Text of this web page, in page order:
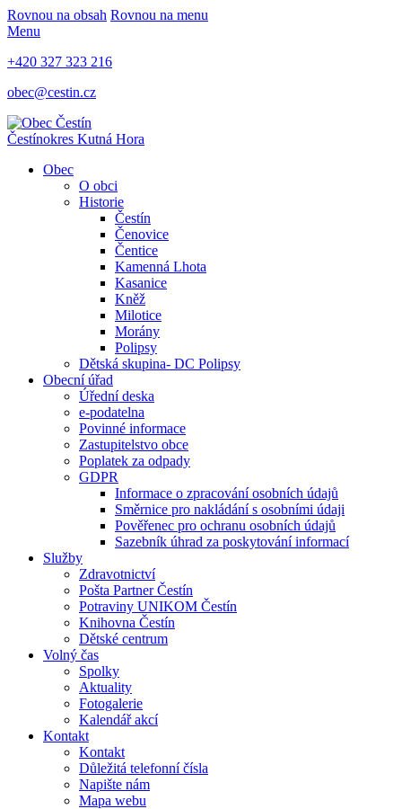
Rovnou na obsah Rovnou na menu
Menu
+420 327 323 216
obec@cestin.cz
Čestínokres Kutná Hora
Obec
O obci
Historie
Čestín
Čenovice
Čentice
Kamenná Lhota
Kasanice
Kněž
Milotice
Morány
Polipsy
Dětská skupina- DC Polipsy
Obecní úřad
Úřední deska
e-podatelna
Povinné informace
Zastupitelstvo obce
Poplatek za odpady
GDPR
Informace o zpracování osobních údajů
Směrnice pro nakládání s osobními údaji
Pověřenec pro ochranu osobních údajů
Sazebník úhrad za poskytování informací
Služby
Zdravotnictví
Pošta Partner Čestín
Potraviny UNIKOM Čestín
Knihovna Čestín
Dětské centrum
Volný čas
Spolky
Aktuality
Fotogalerie
Kalendář akcí
Kontakt
Kontakt
Důležitá telefonní čísla
Napište nám
Mapa webu